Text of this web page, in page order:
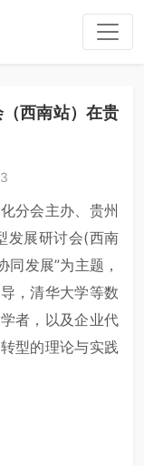
西南站）在贵
分会主办、贵州
发展研讨会(西南
发展”为主题，
，清华大学等数
者，以及企业代
型的理论与实践